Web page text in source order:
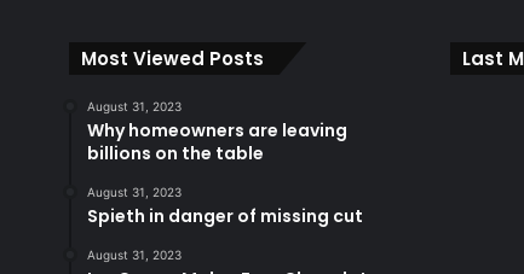
Most Viewed Posts
August 31, 2023
Why homeowners are leaving
billions on the table
August 31, 2023
Spieth in danger of missing cut
August 31, 2023
Last